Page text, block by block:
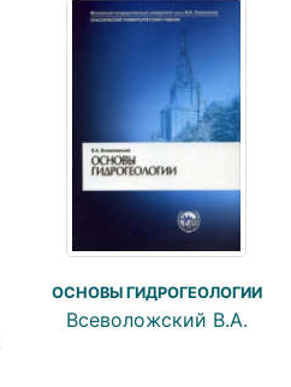
ОСНОВЫ ГИДРОГЕОЛОГИИ
Всеволожский В.А.